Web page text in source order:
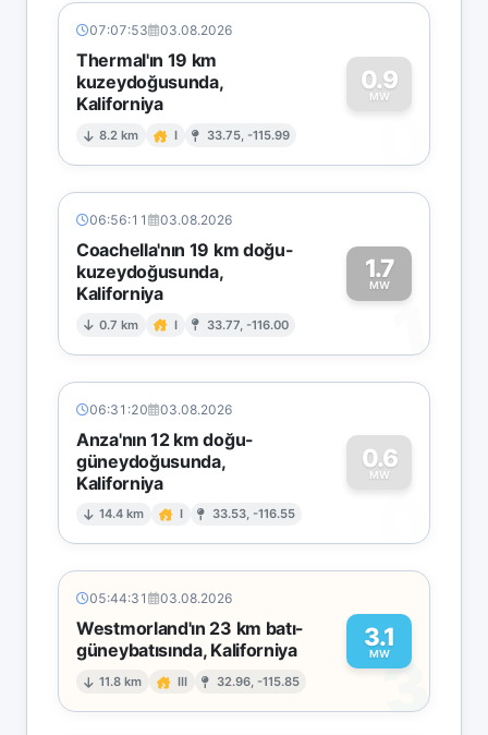
07:07:53 03.08.2026
Thermal'ın 19 km
kuzeydoğusunda,
Kaliforniya
8.2 km I 33.75, -115.99
0.9
MW
0
06:56:11 03.08.2026
Coachella'nın 19 km doğu-
kuzeydoğusunda,
Kaliforniya
0.7 km I 33.77, -116.00
1.7
MW
1
06:31:20 03.08.2026
Anza'nın 12 km doğu-
güneydoğusunda,
Kaliforniya
14.4 km I 33.53, -116.55
0.6
MW
0
05:44:31 03.08.2026
Westmorland'ın 23 km batı-
güneybatısında, Kaliforniya
11.8 km III 32.96, -115.85
3.1
MW
3